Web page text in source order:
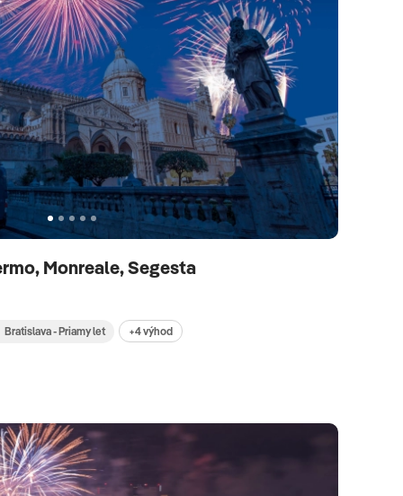
Monreale, Segesta
Bratislava - Priamy let +4 výhod